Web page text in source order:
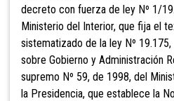
decreto con fuerza de ley Nº 1/
Ministerio del Interior, que fija el
sistematizado de la ley Nº
sobre Gobierno y Administración
supremo Nº 59, de 1998, del
la Presidencia, que establece la